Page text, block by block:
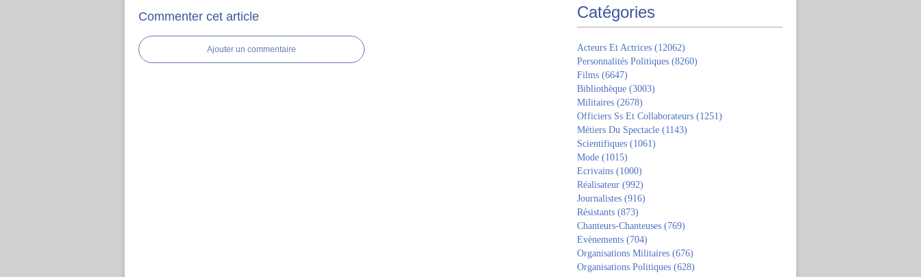
Commenter cet article
Ajouter un commentaire
Catégories
Acteurs Et Actrices (12062)
Personnalités Politiques (8260)
Films (6647)
Bibliothèque (3003)
Militaires (2678)
Officiers Ss Et Collaborateurs (1251)
Métiers Du Spectacle (1143)
Scientifiques (1061)
Mode (1015)
Ecrivains (1000)
Réalisateur (992)
Journalistes (916)
Résistants (873)
Chanteurs-Chanteuses (769)
Evènements (704)
Organisations Militaires (676)
Organisations Politiques (628)